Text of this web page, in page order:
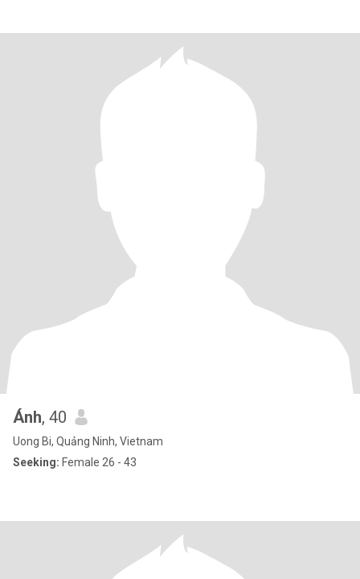
Ánh, 40
Uong Bi, Quảng Ninh, Vietnam
Seeking: Female 26 - 43